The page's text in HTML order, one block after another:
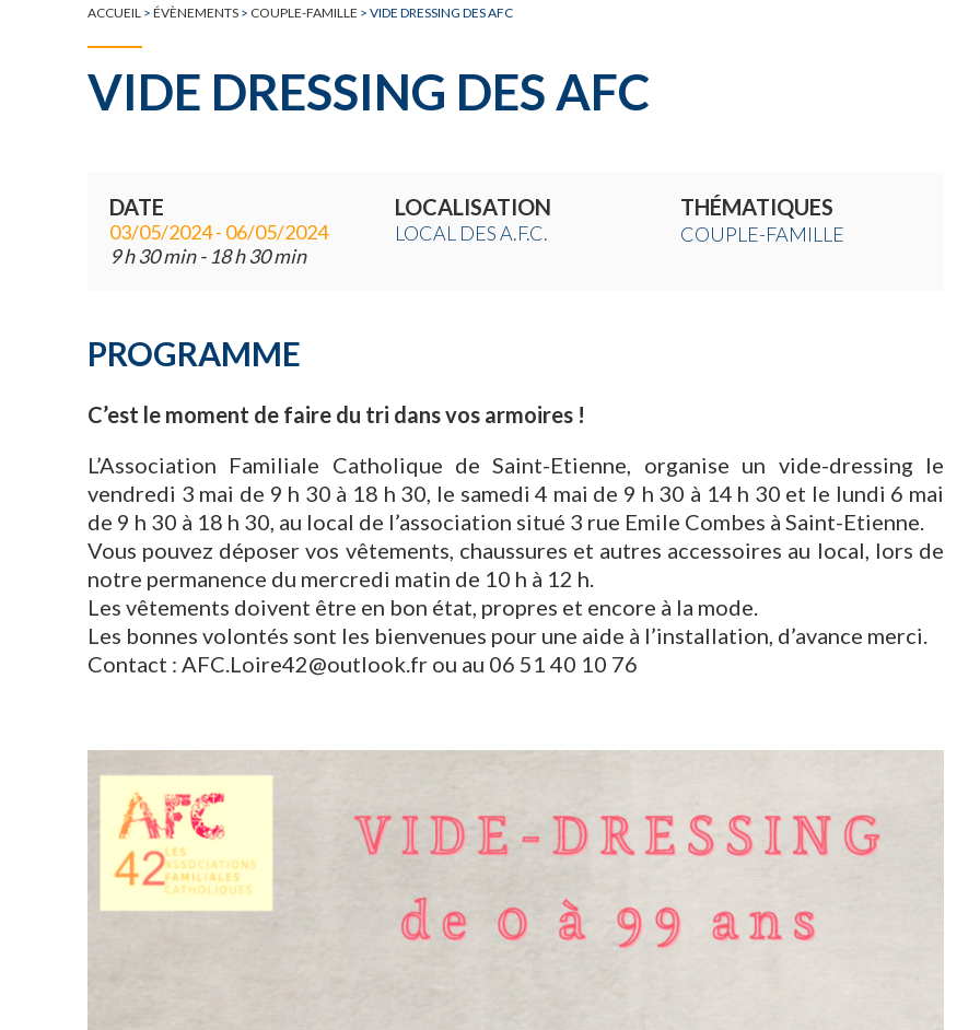
ACCUEIL > ÉVÈNEMENTS > COUPLE-FAMILLE > VIDE DRESSING DES AFC
VIDE DRESSING DES AFC
DATE
03/05/2024 - 06/05/2024
9 h 30 min - 18 h 30 min
LOCALISATION
LOCAL DES A.F.C.
THÉMATIQUES
COUPLE-FAMILLE
PROGRAMME
C’est le moment de faire du tri dans vos armoires !
L’Association Familiale Catholique de Saint-Etienne, organise un vide-dressing le
vendredi 3 mai de 9 h 30 à 18 h 30, le samedi 4 mai de 9 h 30 à 14 h 30 et le lundi 6 mai
de 9 h 30 à 18 h 30, au local de l’association situé 3 rue Emile Combes à Saint-Etienne.
Vous pouvez déposer vos vêtements, chaussures et autres accessoires au local, lors de
notre permanence du mercredi matin de 10 h à 12 h.
Les vêtements doivent être en bon état, propres et encore à la mode.
Les bonnes volontés sont les bienvenues pour une aide à l’installation, d’avance merci.
Contact : AFC.Loire42@outlook.fr ou au 06 51 40 10 76